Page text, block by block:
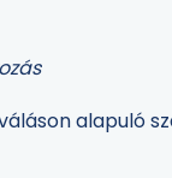
alapuló